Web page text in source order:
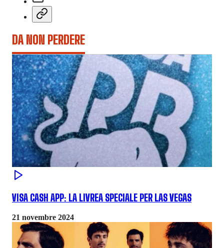
DA NON PERDERE
VISA CASH APP: LA LIVREA SPECIALE PER LAS VEGAS
21 novembre 2024